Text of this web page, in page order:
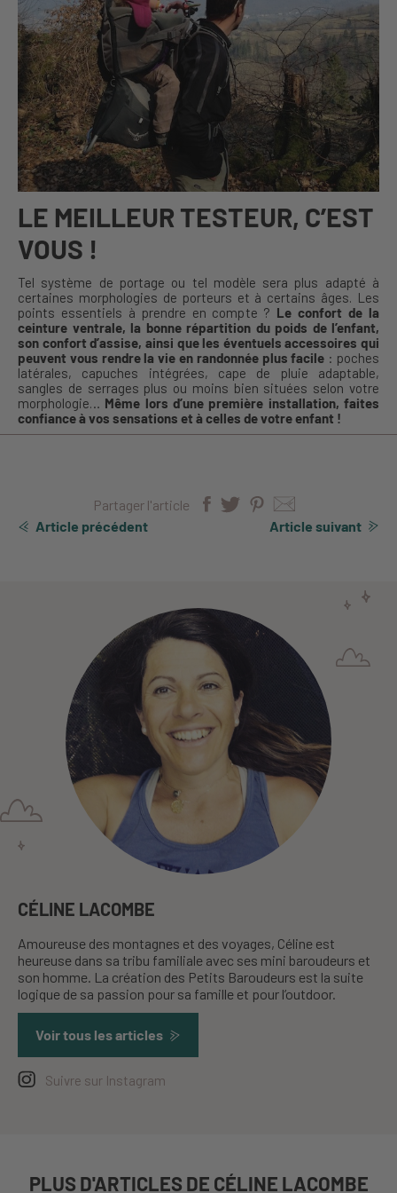
LE MEILLEUR TESTEUR, C’EST
VOUS !
Tel système de portage ou tel modèle sera plus adapté à
certaines morphologies de porteurs et à certains âges. Les
points essentiels à prendre en compte ? Le confort de la
ceinture ventrale, la bonne répartition du poids de l’enfant,
son confort d’assise, ainsi que les éventuels accessoires qui
peuvent vous rendre la vie en randonnée plus facile : poches
latérales, capuches intégrées, cape de pluie adaptable,
sangles de serrages plus ou moins bien situées selon votre
morphologie… Même lors d’une première installation, faites
confiance à vos sensations et à celles de votre enfant !
Partager l'article
Article précédent
Article suivant
CÉLINE LACOMBE
Amoureuse des montagnes et des voyages, Céline est
heureuse dans sa tribu familiale avec ses mini baroudeurs et
son homme. La création des Petits Baroudeurs est la suite
logique de sa passion pour sa famille et pour l’outdoor.
Voir tous les articles
Suivre sur Instagram
PLUS D'ARTICLES DE CÉLINE LACOMBE